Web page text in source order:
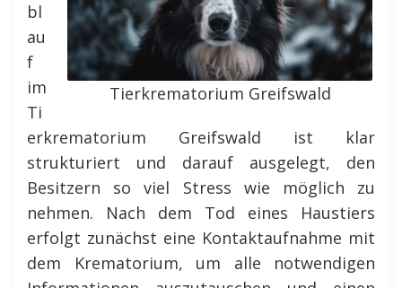
Tierkrematorium Greifswald
bl
au
f
im
Ti
erkrematorium Greifswald ist klar
strukturiert und darauf ausgelegt, den
Besitzern so viel Stress wie möglich zu
nehmen. Nach dem Tod eines Haustiers
erfolgt zunächst eine Kontaktaufnahme mit
dem Krematorium, um alle notwendigen